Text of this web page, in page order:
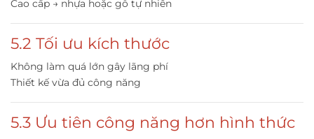
Cao cấp → nhựa hoặc gỗ tự nhiên
5.2 Tối ưu kích thước
Không làm quá lớn gây lãng phí
Thiết kế vừa đủ công năng
5.3 Ưu tiên công năng hơn hình thức